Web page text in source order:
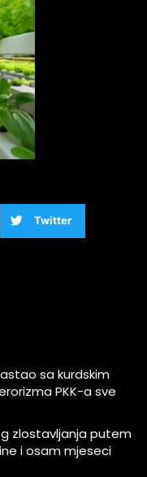
Twitter
sa kurdskim
PKK-a sve
zlostavljanja putem
i osam mjeseci